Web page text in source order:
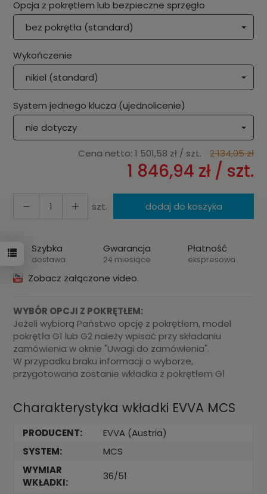
Opcja z pokrętłem lub bezpieczne sprzęgło
bez pokrętła (standard)
Wykończenie
nikiel (standard)
System jednego klucza (ujednolicenie)
nie dotyczy
Cena netto: 1 501,58 zł/ szt. 2 134,05 zł
1 846,94 zł/ szt.
szt. dodaj do koszyka
Szybka
dostawa
Gwarancja
24 miesiące
Płatność
ekspresowa
Zobacz załączone video.
WYBÓR OPCJI Z POKRĘTŁEM:
Jeżeli wybiorą Państwo opcję z pokrętłem, model
pokrętła G1 lub G2 należy wpisać przy składaniu
zamówienia w oknie "Uwagi do zamówienia".
W przypadku braku informacji o wyborze,
przygotowana zostanie wkładka z pokrętłem G1
Charakterystyka wkładki EVVA MCS
PRODUCENT:
EVVA (Austria)
SYSTEM:
MCS
WYMIAR
WKŁADKI:
36/51